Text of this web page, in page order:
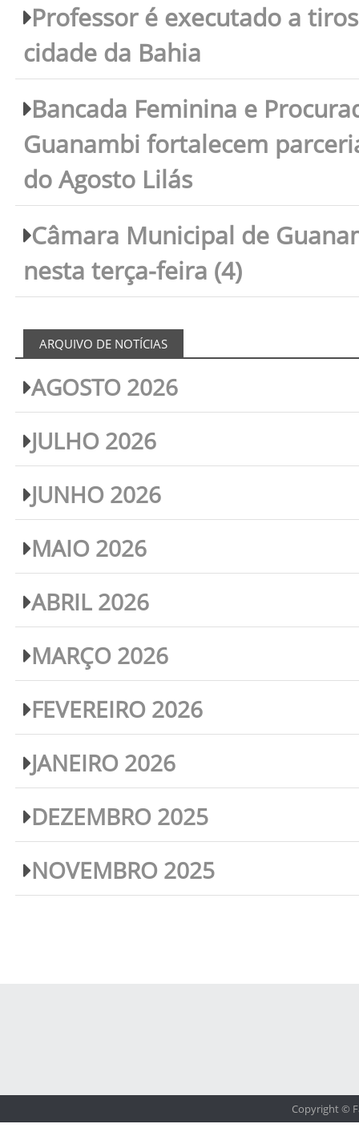
Professor é executado a
cidade da Bahia
Bancada Feminina e
Guanambi fortalecem
do Agosto Lilás
Câmara Municipal de
nesta terça-feira (4)
ARQUIVO DE NOTÍCIAS
AGOSTO 2026
JULHO 2026
JUNHO 2026
MAIO 2026
ABRIL 2026
MARÇO 2026
FEVEREIRO 2026
JANEIRO 2026
DEZEMBRO 2025
NOVEMBRO 2025
Copyright ©